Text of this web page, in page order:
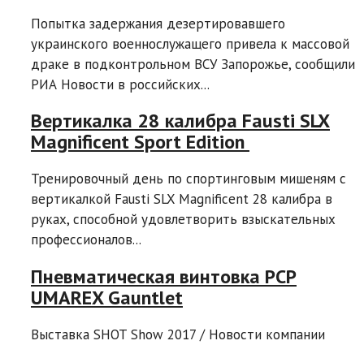
Попытка задержания дезертировавшего
украинского военнослужащего привела к массовой
драке в подконтрольном ВСУ Запорожье, сообщили
РИА Новости в российских...
Вертикалка 28 калибра Fausti SLX
Magnificent Sport Edition
Тренировочный день по спортинговым мишеням с
вертикалкой Fausti SLX Magnificent 28 калибра в
руках, способной удовлетворить взыскательных
профессионалов...
Пневматическая винтовка PCP
UMAREX Gauntlet
Выставка SHOT Show 2017 / Новости компании